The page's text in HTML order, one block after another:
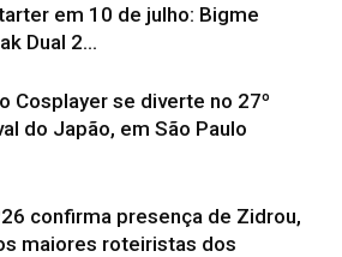
em 10 de julho: Bigme
Dual 2...
Cosplayer se diverte no 27º
do Japão, em São Paulo
confirma presença de Zidrou,
maiores roteiristas dos